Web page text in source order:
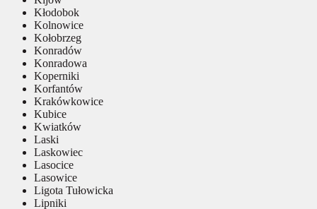
Kłodobok
Kolnowice
Kołobrzeg
Konradów
Konradowa
Koperniki
Korfantów
Krakówkowice
Kubice
Kwiatków
Laski
Laskowiec
Lasocice
Lasowice
Ligota Tułowicka
Lipniki